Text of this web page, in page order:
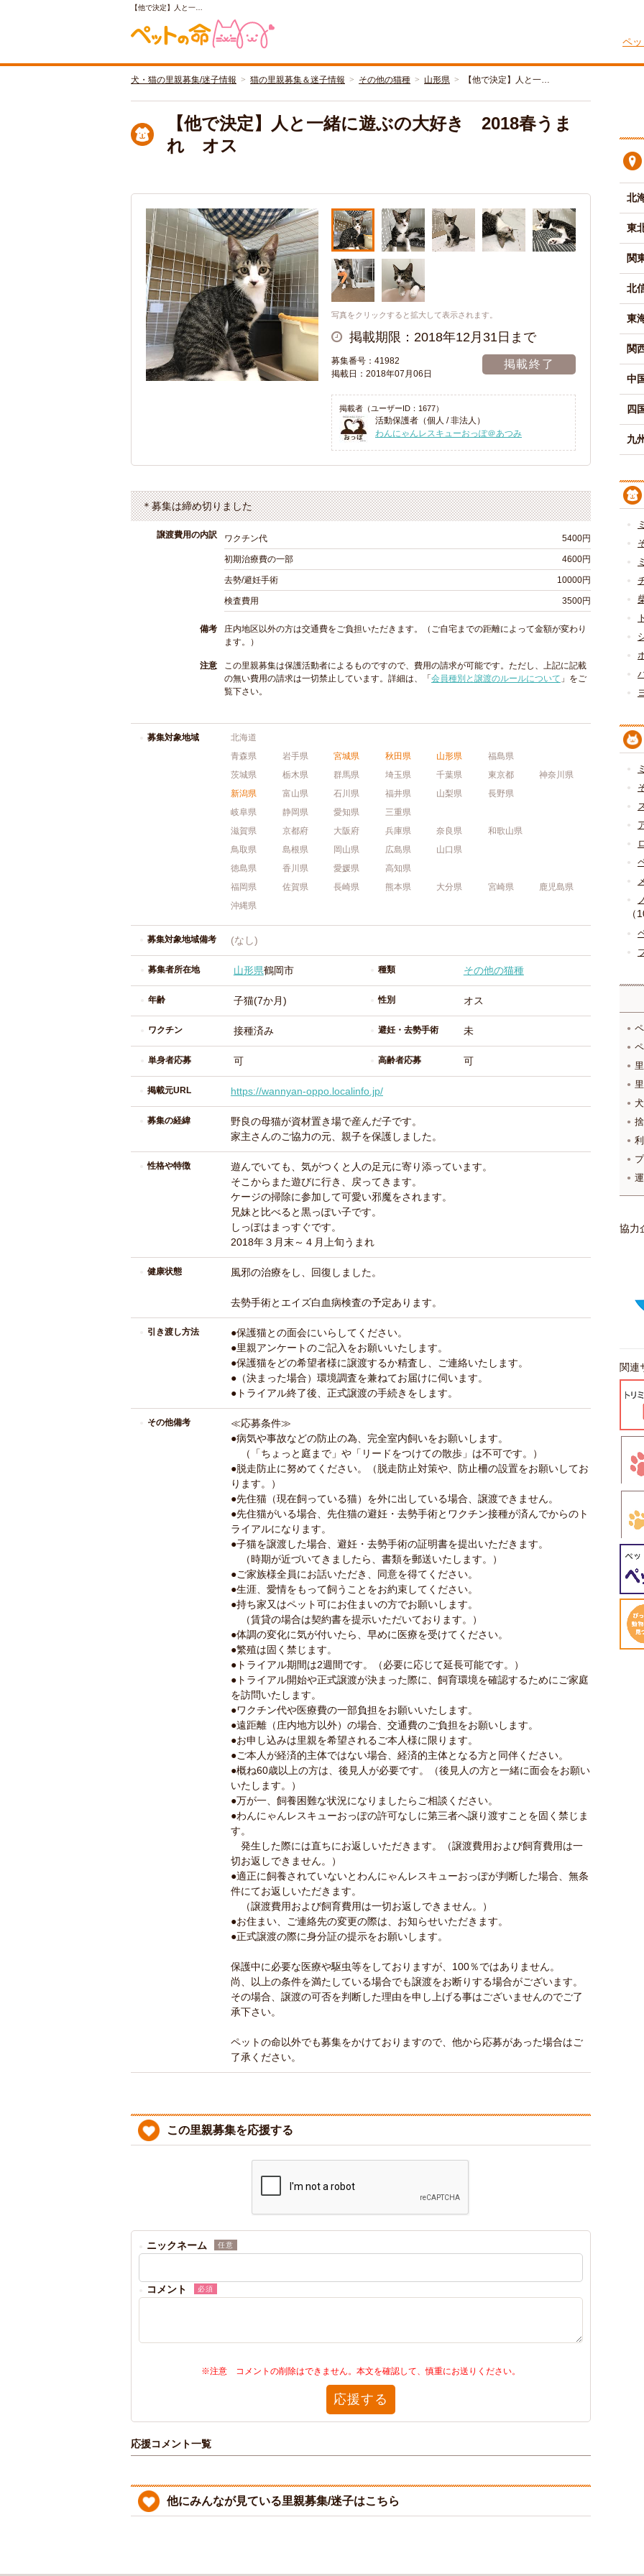
【他で決定】人と一…
ペ
犬・猫の里親募集/迷子情報 猫の里親募集＆迷子情報 その他の猫種 山形県 【他で決定】人と一…
【他で決定】人と一緒に遊ぶの大好き 2018春うま
れ オス
写真をクリックすると拡大して表示されます。
掲載期限：2018年12月31日まで
募集番号：41982
掲載日：2018年07月06日
掲載終了
掲載者（ユーザーID：1677）
活動保護者（個人 / 非法人）
わんにゃんレスキューおっぽ＠あつみ
＊募集は締め切りました
譲渡費用の内訳 ワクチン代 5400円
初期治療費の一部 4600円
去勢/避妊手術 10000円
検査費用 3500円
備考
庄内地区以外の方は交通費をご負担いただきます。（ご自宅までの距離によって金額が変わり
ます。）
注意
この里親募集は保護活動者によるものですので、費用の請求が可能です。ただし、上記に記載
の無い費用の請求は一切禁止しています。詳細は、「 会員種別と譲渡のルールについて 」をご
覧下さい。
募集対象地域
北海道
青森県
岩手県 宮城県 秋田県 山形県
福島県
茨城県
栃木県 群馬県 埼玉県 千葉県 東京都
神奈川県
新潟県
富山県 石川県 福井県 山梨県
長野県
岐阜県
静岡県 愛知県
三重県
滋賀県
京都府 大阪府 兵庫県 奈良県
和歌山県
鳥取県
島根県 岡山県 広島県
山口県
徳島県
香川県 愛媛県
高知県
福岡県
佐賀県 長崎県 熊本県 大分県 宮崎県
鹿児島県
沖縄県
募集対象地域備考 (なし)
募集者所在地 山形県鶴岡市 種類 その他の猫種
年齢 子猫(7か月) 性別 オス
ワクチン 接種済み 避妊・去勢手術 未
単身者応募 可 高齢者応募 可
掲載元URL https://wannyan-oppo.localinfo.jp/
募集の経緯
野良の母猫が資材置き場で産んだ子です。
家主さんのご協力の元、親子を保護しました。
性格や特徴
遊んでいても、気がつくと人の足元に寄り添っています。
そこからまた遊びに行き、戻ってきます。
ケージの掃除に参加して可愛い邪魔をされます。
兄妹と比べると黒っぽい子です。
しっぽはまっすぐです。
2018年３月末～４月上旬うまれ
健康状態 風邪の治療をし、回復しました。
去勢手術とエイズ白血病検査の予定あります。
引き渡し方法
●保護猫との面会にいらしてください。
●里親アンケートのご記入をお願いいたします。
●保護猫をどの希望者様に譲渡するか精査し、ご連絡いたします。
●（決まった場合）環境調査を兼ねてお届けに伺います。
●トライアル終了後、正式譲渡の手続きをします。
その他備考
≪応募条件≫
●病気や事故などの防止の為、完全室内飼いをお願いします。
（「ちょっと庭まで」や「リードをつけての散歩」は不可です。）
●脱走防止に努めてください。（脱走防止対策や、防止柵の設置をお願いしてお
ります。）
●先住猫（現在飼っている猫）を外に出している場合、譲渡できません。
●先住猫がいる場合、先住猫の避妊・去勢手術とワクチン接種が済んでからのト
ライアルになります。
●子猫を譲渡した場合、避妊・去勢手術の証明書を提出いただきます。
（時期が近づいてきましたら、書類を郵送いたします。）
●ご家族様全員にお話いただき、同意を得てください。
●生涯、愛情をもって飼うことをお約束してください。
●持ち家又はペット可にお住まいの方でお願いします。
（賃貸の場合は契約書を提示いただいております。）
●体調の変化に気が付いたら、早めに医療を受けてください。
●繁殖は固く禁じます。
●トライアル期間は2週間です。（必要に応じて延長可能です。）
●トライアル開始や正式譲渡が決まった際に、飼育環境を確認するためにご家庭
を訪問いたします。
●ワクチン代や医療費の一部負担をお願いいたします。
●遠距離（庄内地方以外）の場合、交通費のご負担をお願いします。
●お申し込みは里親を希望されるご本人様に限ります。
●ご本人が経済的主体ではない場合、経済的主体となる方と同伴ください。
●概ね60歳以上の方は、後見人が必要です。（後見人の方と一緒に面会をお願い
いたします。）
●万が一、飼養困難な状況になりましたらご相談ください。
●わんにゃんレスキューおっぽの許可なしに第三者へ譲り渡すことを固く禁じま
す。
発生した際には直ちにお返しいただきます。（譲渡費用および飼育費用は一
切お返しできません。）
●適正に飼養されていないとわんにゃんレスキューおっぽが判断した場合、無条
件にてお返しいただきます。
（譲渡費用および飼育費用は一切お返しできません。）
●お住まい、ご連絡先の変更の際は、お知らせいただきます。
●正式譲渡の際に身分証の提示をお願いします。
保護中に必要な医療や駆虫等をしておりますが、100％ではありません。
尚、以上の条件を満たしている場合でも譲渡をお断りする場合がございます。
その場合、譲渡の可否を判断した理由を申し上げる事はございませんのでご了
承下さい。
ペットの命以外でも募集をかけておりますので、他から応募があった場合はご
了承ください。
この里親募集を応援する
ニックネーム 任意
コメント 必須
※注意 コメントの削除はできません。本文を確認して、慎重にお送りください。
応援する
応援コメント一覧
他にみんなが見ている里親募集/迷子はこちら
北
東
関
北
東
関
中
四
九
（
協力
関連